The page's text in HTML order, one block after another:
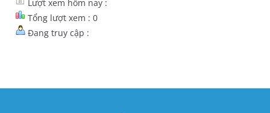
Lượt xem hôm nay :
Tổng lượt xem : 0
Đang truy cập :